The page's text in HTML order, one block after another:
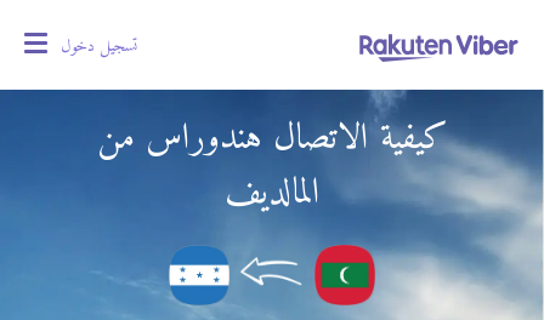
تسجيل دخول
كيفية الاتصال هندوراس من
المالديف